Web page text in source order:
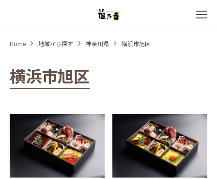
Home 地域から探す 神奈川県 横浜市旭区
横浜市旭区